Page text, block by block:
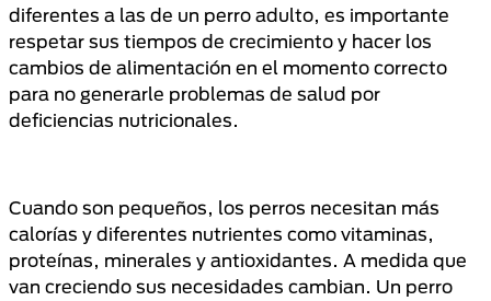
diferentes a las de un perro adulto, es importante
respetar sus tiempos de crecimiento y hacer los
cambios de alimentación en el momento correcto
para no generarle problemas de salud por
deficiencias nutricionales.
Cuando son pequeños, los perros necesitan más
calorías y diferentes nutrientes como vitaminas,
proteínas, minerales y antioxidantes. A medida que
van creciendo sus necesidades cambian. Un perro